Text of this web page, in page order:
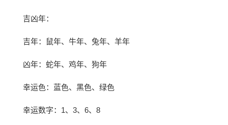
吉凶年：
吉年：鼠年、牛年、兔年、羊年
凶年：蛇年、鸡年、狗年
幸运色：蓝色、黑色、绿色
幸运数字：1、3、6、8